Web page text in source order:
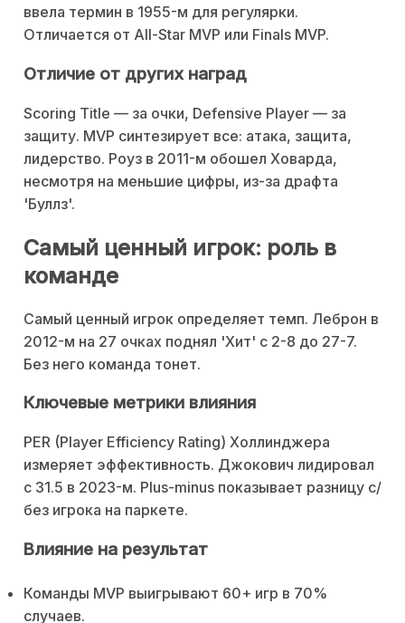
ввела термин в 1955-м для регулярки.
Отличается от All-Star MVP или Finals MVP.
Отличие от других наград
Scoring Title — за очки, Defensive Player — за
защиту. MVP синтезирует все: атака, защита,
лидерство. Роуз в 2011-м обошел Ховарда,
несмотря на меньшие цифры, из-за драфта
'Буллз'.
Самый ценный игрок: роль в
команде
Самый ценный игрок определяет темп. Леброн в
2012-м на 27 очках поднял 'Хит' с 2-8 до 27-7.
Без него команда тонет.
Ключевые метрики влияния
PER (Player Efficiency Rating) Холлинджера
измеряет эффективность. Джокович лидировал
с 31.5 в 2023-м. Plus-minus показывает разницу с/
без игрока на паркете.
Влияние на результат
Команды MVP выигрывают 60+ игр в 70%
случаев.